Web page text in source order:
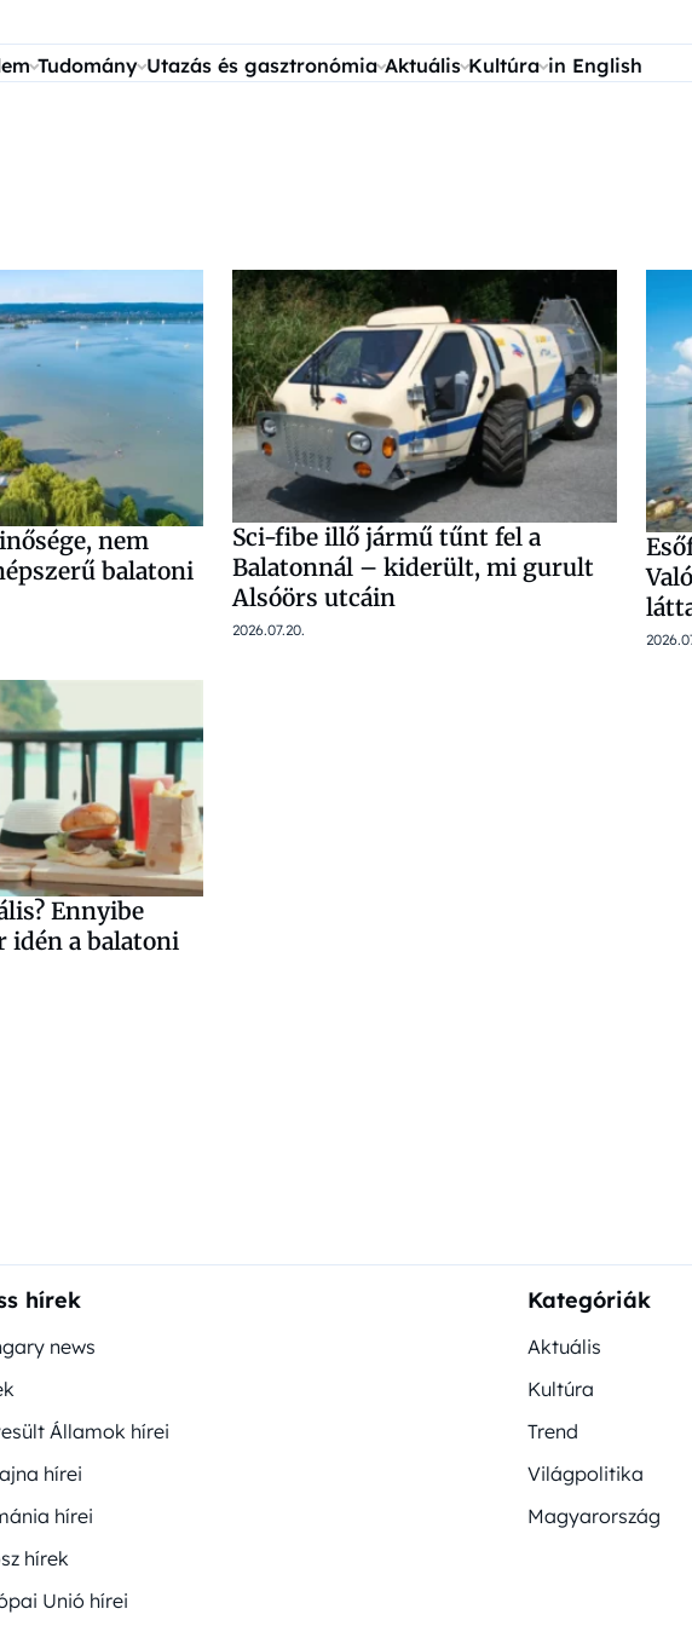
Tudomány Utazás és gasztronómia Aktuális Kultúra in English
nem
balatoni
Sci-fibe illő jármű tűnt fel a
Balatonnál – kiderült, mi gurult
Alsóörs utcáin
2026.07.20.
Ennyibe
idén a balatoni
hírek
news
Államok hírei
hírei
hírei
hírek
Unió hírei
Kategóriák
Aktuális
Kultúra
Trend
Világpolitika
Magyarország